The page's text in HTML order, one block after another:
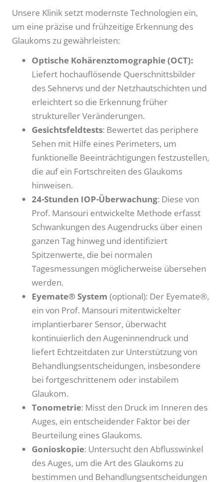
Unsere Klinik setzt modernste Technologien ein,
um eine präzise und frühzeitige Erkennung des
Glaukoms zu gewährleisten:
Optische Kohärenztomographie (OCT):
Liefert hochauflösende Querschnittsbilder
des Sehnervs und der Netzhautschichten und
erleichtert so die Erkennung früher
struktureller Veränderungen.
Gesichtsfeldtests: Bewertet das periphere
Sehen mit Hilfe eines Perimeters, um
funktionelle Beeinträchtigungen festzustellen,
die auf ein Fortschreiten des Glaukoms
hinweisen.
24-Stunden IOP-Überwachung: Diese von
Prof. Mansouri entwickelte Methode erfasst
Schwankungen des Augendrucks über einen
ganzen Tag hinweg und identifiziert
Spitzenwerte, die bei normalen
Tagesmessungen möglicherweise übersehen
werden.
Eyemate® System (optional): Der Eyemate®,
ein von Prof. Mansouri mitentwickelter
implantierbarer Sensor, überwacht
kontinuierlich den Augeninnendruck und
liefert Echtzeitdaten zur Unterstützung von
Behandlungsentscheidungen, insbesondere
bei fortgeschrittenem oder instabilem
Glaukom.
Tonometrie: Misst den Druck im Inneren des
Auges, ein entscheidender Faktor bei der
Beurteilung eines Glaukoms.
Gonioskopie: Untersucht den Abflusswinkel
des Auges, um die Art des Glaukoms zu
bestimmen und Behandlungsentscheidungen